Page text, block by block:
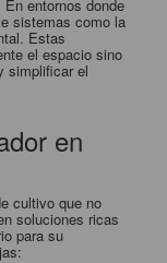
entornos donde
sistemas como la
Estas
el espacio sino
simplificar el
en
cultivo que no
soluciones ricas
para su